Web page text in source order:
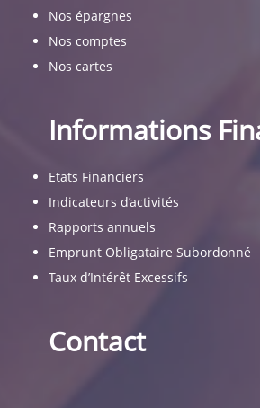
Nos épargnes
Nos comptes
Nos cartes
Informations
Etats Financiers
Indicateurs d’activités
Rapports annuels
Emprunt Obligataire Subordonné
Taux d’Intérêt Excessifs
Contact